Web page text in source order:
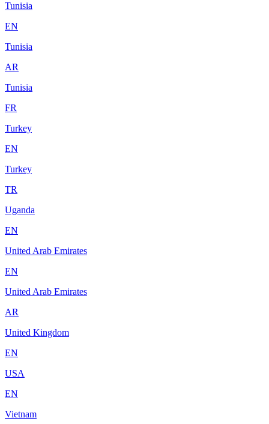
Tunisia
EN
Tunisia
AR
Tunisia
FR
Turkey
EN
Turkey
TR
Uganda
EN
United Arab Emirates
EN
United Arab Emirates
AR
United Kingdom
EN
USA
EN
Vietnam